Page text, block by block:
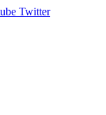
Twitter